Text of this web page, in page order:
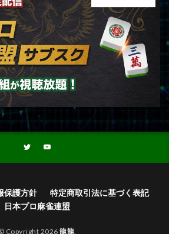
保護方針
特定商取引法に基づく表記
日本プロ麻雀連盟
Copyright 2026龍龍.